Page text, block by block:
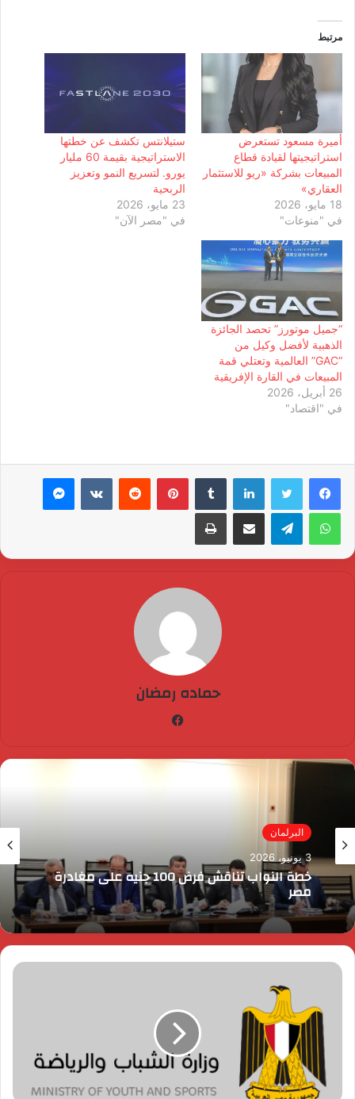
مرتبط
أميرة مسعود تستعرض
استراتيجيتها لقيادة قطاع
المبيعات بشركة «ريو للاستثمار
العقاري»
18 مايو، 2026
في "منوعات"
ستيلانتس تكشف عن خطتها
الاستراتيجية بقيمة 60 مليار
يورو. لتسريع النمو وتعزيز
الربحية
23 مايو، 2026
في "مصر الآن"
“جميل موتورز” تحصد الجائزة
الذهبية لأفضل وكيل من
“GAC” العالمية وتعتلي قمة
المبيعات في القارة الإفريقية
26 أبريل، 2026
في "اقتصاد"
لينكدإن بينتيريست ماسنجر
واتساب تيلقرام مشاركة عبر البريد طباعة
حماده رمضان
البرلمان
3 يونيو، 2026
خطة النواب تناقش فرض 100 جنيه على مغادرة
مصر